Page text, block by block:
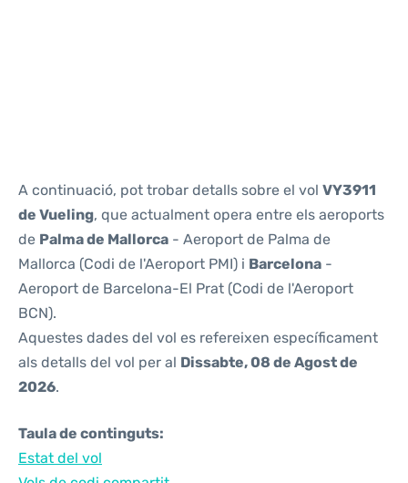
A continuació, pot trobar detalls sobre el vol VY3911
de Vueling, que actualment opera entre els aeroports
de Palma de Mallorca - Aeroport de Palma de
Mallorca (Codi de l'Aeroport PMI) i Barcelona -
Aeroport de Barcelona-El Prat (Codi de l'Aeroport
BCN).
Aquestes dades del vol es refereixen específicament
als detalls del vol per al Dissabte, 08 de Agost de
2026.
Taula de continguts:
Estat del vol